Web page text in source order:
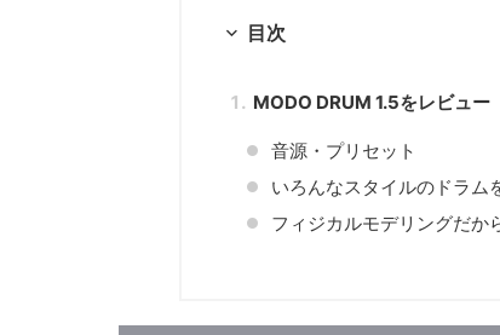
目次
MODO DRUM 1.5をレビュー
音源・プリセット
いろんなスタイルのドラム
フィジカルモデリングだか